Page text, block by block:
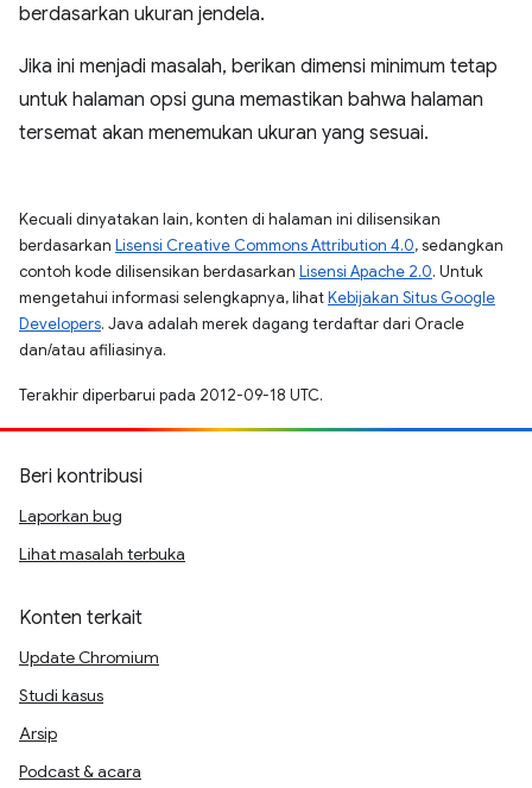
berdasarkan ukuran jendela.
Jika ini menjadi masalah, berikan dimensi minimum tetap
untuk halaman opsi guna memastikan bahwa halaman
tersemat akan menemukan ukuran yang sesuai.
Kecuali dinyatakan lain, konten di halaman ini dilisensikan
berdasarkan Lisensi Creative Commons Attribution 4.0, sedangkan
contoh kode dilisensikan berdasarkan Lisensi Apache 2.0. Untuk
mengetahui informasi selengkapnya, lihatKebijakan Situs Google
Developers. Java adalah merek dagang terdaftar dari Oracle
dan/atau afiliasinya.
Terakhir diperbarui pada 2012-09-18 UTC.
Beri kontribusi
Laporkan bug
Lihat masalah terbuka
Konten terkait
Update Chromium
Studi kasus
Arsip
Podcast & acara